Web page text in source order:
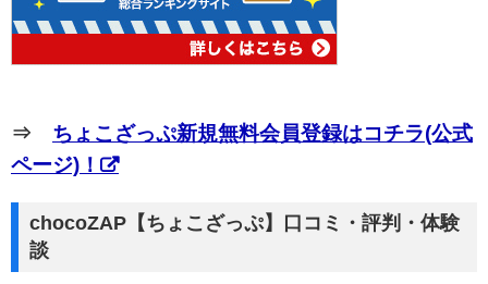
⇒ ちょこざっぷ新規無料会員登録はコチラ(公式
ページ)！
chocoZAP【ちょこざっぷ】口コミ・評判・体験
談